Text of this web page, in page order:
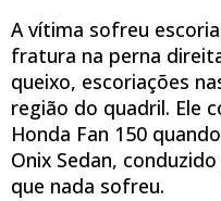
A vítima sofreu
fratura na perna
queixo, escoriações
região do quadril. Ele
Honda Fan 150
Onix Sedan,
que nada sofreu.